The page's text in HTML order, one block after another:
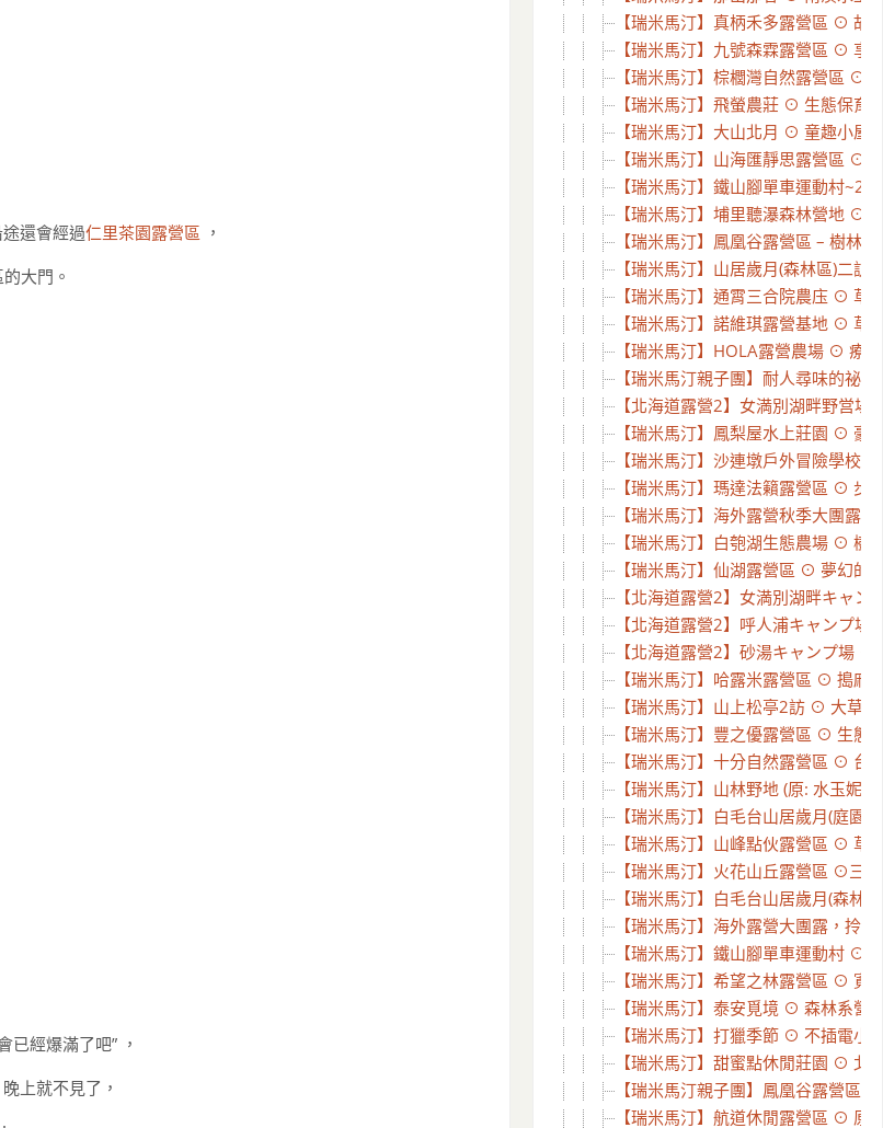
還會經過仁里茶園露營區 ，
大門。
經爆滿了吧” ，
上就不見了，
【瑞米馬汀】真柄禾多露營區 ⊙ 故
【瑞米馬汀】九號森霖露營區 ⊙ 享
【瑞米馬汀】棕櫚灣自然露營區 ⊙
【瑞米馬汀】飛螢農莊 ⊙ 生態保育
【瑞米馬汀】大山北月 ⊙ 童趣小屋
【瑞米馬汀】山海匯靜思露營區 ⊙
【瑞米馬汀】鐵山腳單車運動村~2
【瑞米馬汀】埔里聽瀑森林營地 ⊙
【瑞米馬汀】鳳凰谷露營區 – 樹林
【瑞米馬汀】山居歲月(森林區)二
【瑞米馬汀】通霄三合院農庒 ⊙ 草
【瑞米馬汀】諾維琪露營基地 ⊙ 草
【瑞米馬汀】HOLA露營農場 ⊙ 療
【瑞米馬汀親子團】耐人尋味的祕
【北海道露營2】女満別湖畔野営
【瑞米馬汀】鳳梨屋水上莊園 ⊙ 豪
【瑞米馬汀】沙連墩戶外冒險學校
【瑞米馬汀】瑪達法籟露營區 ⊙ 步
【瑞米馬汀】海外露營秋季大團露
【瑞米馬汀】白匏湖生態農場 ⊙ 樹
【瑞米馬汀】仙湖露營區 ⊙ 夢幻的
【北海道露營2】女満別湖畔キャ
【北海道露營2】呼人浦キャンプ
【北海道露營2】砂湯キャンプ場
【瑞米馬汀】哈露米露營區 ⊙ 搗麻
【瑞米馬汀】山上松亭2訪 ⊙ 大草
【瑞米馬汀】豐之優露營區 ⊙ 生態
【瑞米馬汀】十分自然露營區 ⊙ 台
【瑞米馬汀】山林野地 (原: 水玉妮
【瑞米馬汀】白毛台山居歲月(庭園
【瑞米馬汀】山峰點伙露營區 ⊙ 草
【瑞米馬汀】火花山丘露營區 ⊙三
【瑞米馬汀】白毛台山居歲月(森林
【瑞米馬汀】海外露營大團露，拎
【瑞米馬汀】鐵山腳單車運動村 ⊙
【瑞米馬汀】希望之林露營區 ⊙ 寬
【瑞米馬汀】泰安覓境 ⊙ 森林系營
【瑞米馬汀】打獵季節 ⊙ 不插電小
【瑞米馬汀】甜蜜點休閒莊園 ⊙ 北
【瑞米馬汀親子團】鳳凰谷露營區
【瑞米馬汀】航道休閒露營區 ⊙ 原